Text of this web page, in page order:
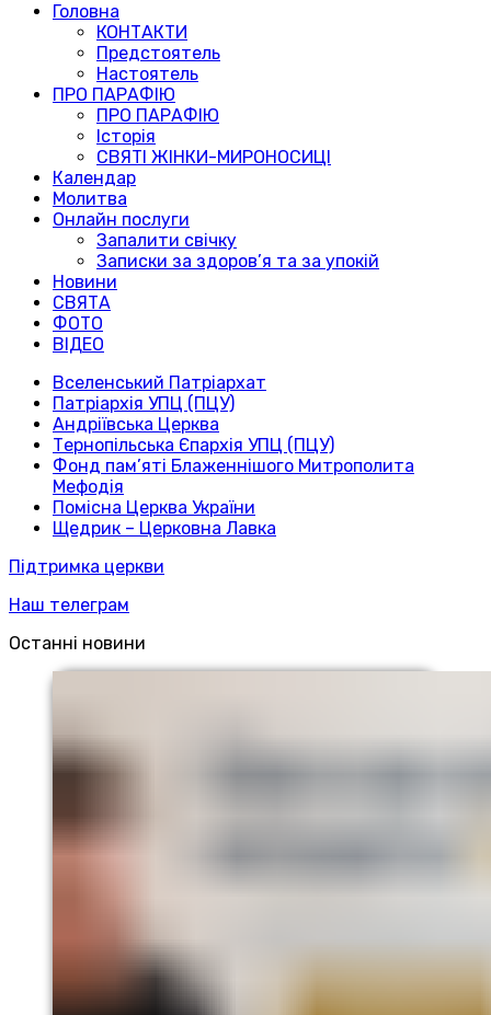
Головна
КОНТАКТИ
Предстоятель
Настоятель
ПРО ПАРАФІЮ
ПРО ПАРАФІЮ
Історія
СВЯТІ ЖІНКИ-МИРОНОСИЦІ
Календар
Молитва
Онлайн послуги
Запалити свічку
Записки за здоров’я та за упокій
Новини
СВЯТА
ФОТО
ВІДЕО
Вселенський Патріархат
Патріархія УПЦ (ПЦУ)
Андріївська Церква
Тернопільська Єпархія УПЦ (ПЦУ)
Фонд пам’яті Блаженнішого Митрополита
Мефодія
Помісна Церква України
Щедрик – Церковна Лавка
Підтримка церкви
Наш телеграм
Останні новини